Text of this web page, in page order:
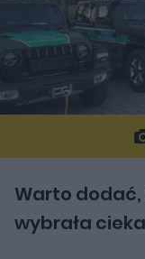
Warto dodać,
wybrała